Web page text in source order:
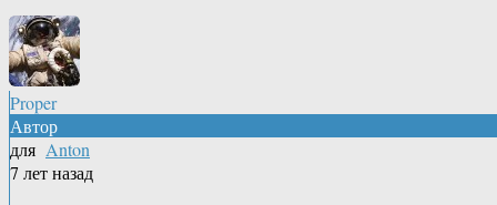
Proper
Автор
для Anton
7 лет назад